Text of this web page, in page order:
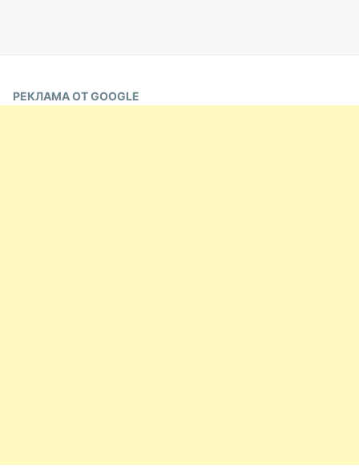
РЕКЛАМА ОТ GOOGLE